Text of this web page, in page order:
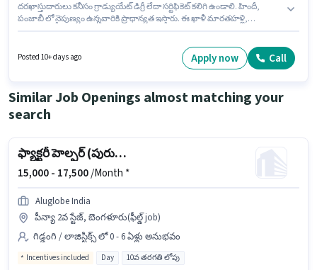
దరఖాస్తుదారులు కనీసం గ్రాడ్యుయేట్ డిగ్రీ లేదా సర్టిఫికెట్ కలిగి ఉండాలి. హిందీ,
పంజాబీ లో నైపుణ్యం ఉన్నవారికి ప్రాధాన్యత ఇస్తారు. ఈ ఖాళీ మారతహళ్లి,
నియామకం జరుగుతోంది. ఈ ఉద్యోగం Full Time ప్రాతిపదికపై, Rotation Shift
Posted 10+ days ago Apply now Call
Similar Job Openings almost matching your
search
ఫ్యాక్టరీ హెల్పర్ (పురుషుడు)
15,000 - 17,500/Month *
Aluglobe India
పీన్యా 2వ స్టేజ్, బెంగళూరు(ఫీల్డ్ job)
గిడ్డంగి / లాజిస్టిక్స్ లో 0 - 6 ఏళ్లు అనుభవం
Incentives included Day 10వ తరగతి లోపు